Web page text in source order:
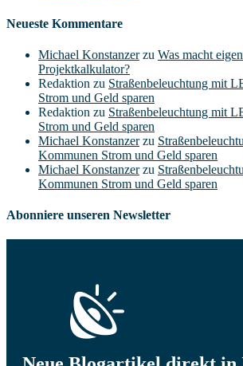
Neueste Kommentare
Michael Konstanzerzu Was macht
Projektkalkulator?
Redaktion zu Straßenbeleuchtung mit
Strom und Geld sparen
Redaktion zu Straßenbeleuchtung mit
Strom und Geld sparen
Michael Konstanzerzu
Kommunen Strom und Geld sparen
Michael Konstanzerzu
Kommunen Strom und Geld sparen
Abonniere unseren Newsletter